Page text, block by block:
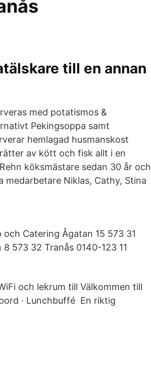
till en annan
med potatismos &
Pekingsoppa samt
hemlagad husmanskost
av kött och fisk allt i en
köksmästare sedan 30 år och
Niklas, Cathy, Stina
Catering Ågatan 15 573 31
573 32 Tranås 0140-123 11
och lekrum till Välkommen till
· Lunchbuffé En riktig